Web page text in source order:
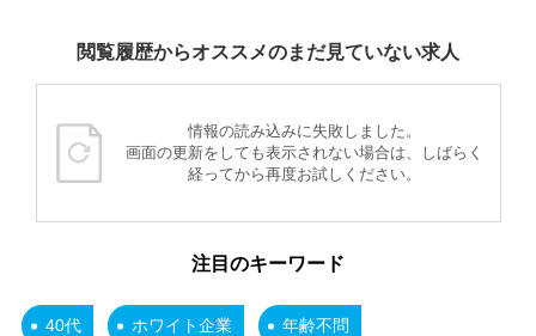
閲覧履歴からオススメのまだ見ていない求人
情報の読み込みに失敗しました。
画面の更新をしても表示されない場合は、しばらく
経ってから再度お試しください。
注目のキーワード
40代 ホワイト企業 年齢不問